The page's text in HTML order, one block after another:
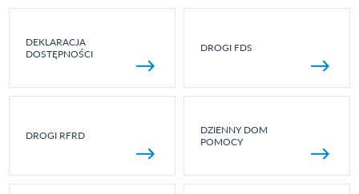
DEKLARACJA
DOSTĘPNOŚCI
DROGI FDS
DROGI RFRD
DZIENNY DOM
POMOCY